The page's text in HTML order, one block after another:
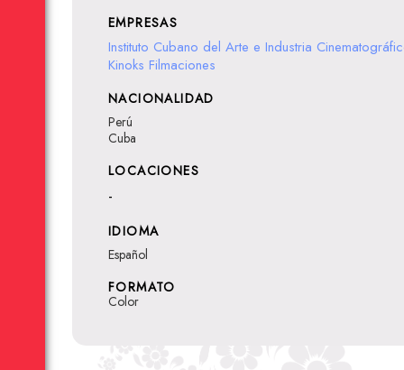
EMPRESAS
Instituto Cubano del Arte e Industria
Kinoks Filmaciones
NACIONALIDAD
Perú
Cuba
LOCACIONES
-
IDIOMA
Español
FORMATO
Color